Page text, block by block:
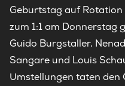
Geburtstag auf Rotation
zum 1:1 am Donnerstag
Guido Burgstaller,
Sangare und Louis
Umstellungen taten den